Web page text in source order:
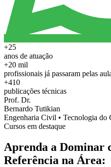
+25
anos de atuação
+20 mil
profissionais já passaram pelas
+410
publicações técnicas
Prof. Dr.
Bernardo Tutikian
Engenharia Civil • Tecnologia do
Cursos em destaque
Aprenda a Dominar
Referência na Área: